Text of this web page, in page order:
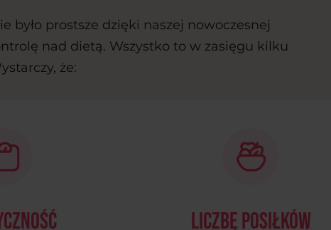
prostsze dzięki naszej nowoczesnej
nad dietą. Wszystko to w zasięgu kilku
że:
liczbę posiłków